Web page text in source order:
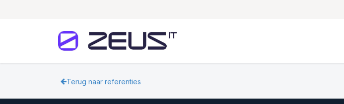
Terug naar referenties